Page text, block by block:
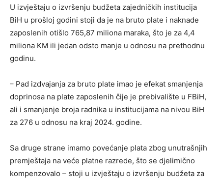
U izvještaju o izvršenju budžeta zajedničkih institucija
BiH u prošloj godini stoji da je na bruto plate i naknade
zaposlenih otišlo 765,87 miliona maraka, što je za 4,4
miliona KM ili jedan odsto manje u odnosu na prethodnu
godinu.
– Pad izdvajanja za bruto plate imao je efekat smanjenja
doprinosa na plate zaposlenih čije je prebivalište u FBiH,
ali i smanjenje broja radnika u institucijama na nivou BiH
za 276 u odnosu na kraj 2024. godine.
Sa druge strane imamo povećanje plata zbog unutrašnjih
premještaja na veće platne razrede, što se djelimično
kompenzovalo – stoji u izvještaju o izvršenju budžeta za